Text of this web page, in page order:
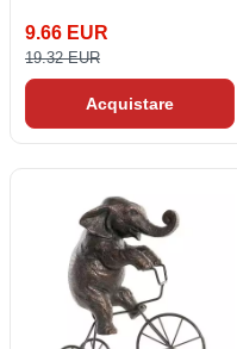
9.66 EUR
19.32 EUR
Acquistare